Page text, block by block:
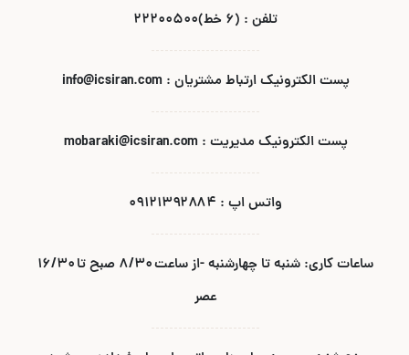
تلفن : (۶ خط)۲۲۲۰۰۵۰۰
پست الکترونیک ارتباط مشتریان : info@icsiran.com
پست الکترونیک مدیریت : mobaraki@icsiran.com
واتس اپ : ۰۹۱۲۱۳۹۲۸۸۴
ساعات کاری: شنبه تا چهارشنبه -از ساعت ۸/۳۰ صبح تا ۱۶/۳۰
عصر